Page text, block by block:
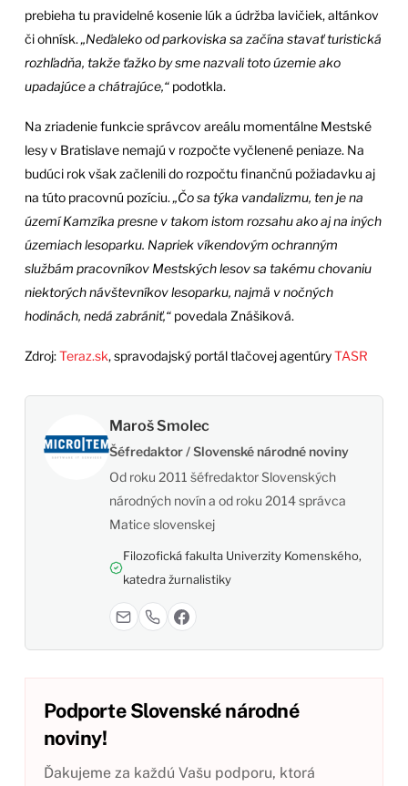
prebieha tu pravidelné kosenie lúk a údržba lavičiek, altánkov
či ohnísk. „Neďaleko od parkoviska sa začína stavať turistická
rozhľadňa, takže ťažko by sme nazvali toto územie ako
upadajúce a chátrajúce,“podotkla.
Na zriadenie funkcie správcov areálu momentálne Mestské
lesy v Bratislave nemajú v rozpočte vyčlenené peniaze. Na
budúci rok však začlenili do rozpočtu finančnú požiadavku aj
na túto pracovnú pozíciu. „Čo sa týka vandalizmu, ten je na
území Kamzíka presne v takom istom rozsahu ako aj na iných
územiach lesoparku. Napriek víkendovým ochranným
službám pracovníkov Mestských lesov sa takému chovaniu
niektorých návštevníkov lesoparku, najmä v nočných
hodinách, nedá zabrániť,“povedala Znášiková.
Zdroj:Teraz.sk, spravodajský portál tlačovej agentúryTASR
Maroš Smolec
Šéfredaktor / Slovenské národné noviny
Od roku 2011 šéfredaktor Slovenských
národných novín a od roku 2014 správca
Matice slovenskej
Filozofická fakulta Univerzity Komenského,
katedra žurnalistiky
Podporte Slovenské národné
noviny!
Ďakujeme za každú Vašu podporu, ktorá